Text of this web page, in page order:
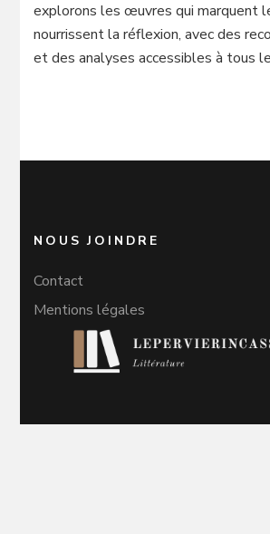
explorons les œuvres qui marquent
nourrissent la réflexion, avec des
et des analyses accessibles à tous
NOUS JOINDRE
Contact
Mentions légales